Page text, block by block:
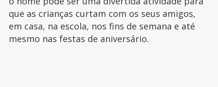
que as crianças curtam com os seus amigos,
em casa, na escola, nos fins de semana e até
mesmo nas festas de aniversário.